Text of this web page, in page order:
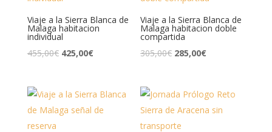
Viaje a la Sierra Blanca de
Malaga habitacion
individual
455,00€ El
era:
455,00€.
425,00€El
es:
425,00€.
Viaje a la Sierra Blanca de
Malaga habitacion doble
compartida
305,00€ El
era:
305,00€.
285,00€El
es:
285,00€.